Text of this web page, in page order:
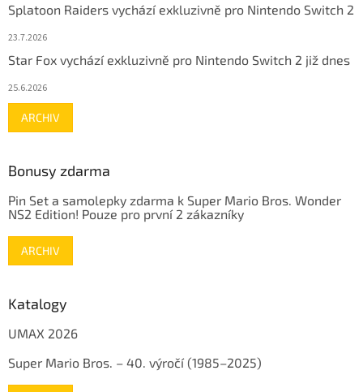
Splatoon Raiders vychází exkluzivně pro Nintendo Switch 2
23.7.2026
Star Fox vychází exkluzivně pro Nintendo Switch 2 již dnes
25.6.2026
ARCHIV
Bonusy zdarma
Pin Set a samolepky zdarma k Super Mario Bros. Wonder
NS2 Edition! Pouze pro první 2 zákazníky
ARCHIV
Katalogy
UMAX 2026
Super Mario Bros. – 40. výročí (1985–2025)